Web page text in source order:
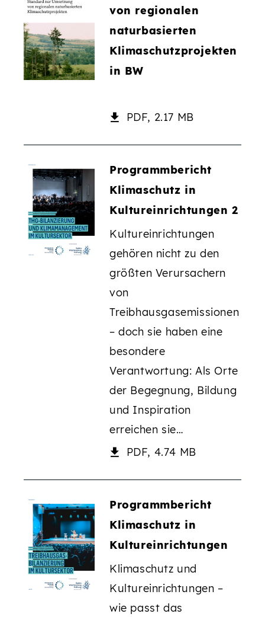
von regionalen
naturbasierten
Klimaschutzprojekten
in BW
PDF, 2.17 MB
Programmbericht
Klimaschutz in
Kultureinrichtungen 2
Kultureinrichtungen
gehören nicht zu den
größten Verursachern
von
Treibhausgasemissionen
– doch sie haben eine
besondere
Verantwortung: Als Orte
der Begegnung, Bildung
und Inspiration
erreichen sie…
PDF, 4.74 MB
Programmbericht
Klimaschutz in
Kultureinrichtungen
Klimaschutz und
Kultureinrichtungen –
wie passt das